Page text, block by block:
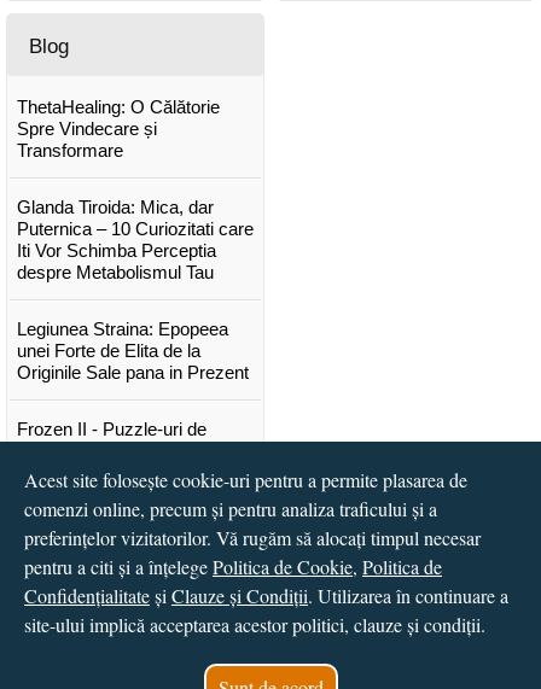
Blog
ThetaHealing: O Călătorie
Spre Vindecare și
Transformare
Glanda Tiroida: Mica, dar
Puternica – 10 Curiozitati care
Iti Vor Schimba Perceptia
despre Metabolismul Tau
Legiunea Straina: Epopeea
unei Forte de Elita de la
Originile Sale pana in Prezent
Frozen II - Puzzle-uri de
Lansare "Portocalele verzi" de
Vitali Cipileaga
...toate știrile
© 2016 - 2026S.C. CCN Books SRL
Vital Soft
Acest site folosește cookie-uri pentru a permite plasarea de
comenzi online, precum și pentru analiza traficului și a
preferințelor vizitatorilor. Vă rugăm să alocați timpul necesar
pentru a citi și a înțelegePolitica de Cookie, Politica de
Confidențialitateși Clauze și Condiții. Utilizarea în continuare a
site-ului implică acceptarea acestor politici, clauze și condiții.